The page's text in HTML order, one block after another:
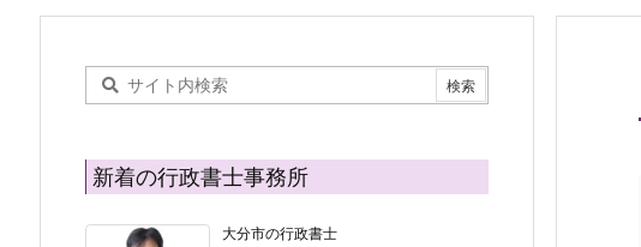
新着の行政書士事務所
大分市の行政書士